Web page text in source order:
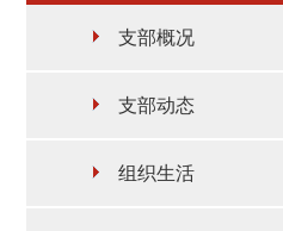
支部概况
支部动态
组织生活